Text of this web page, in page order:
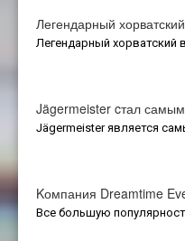
Легендарный
Легендарный хорватский
Jägermeister cтал
Jägermeister является
Kомпания Dreamtime
Все большую